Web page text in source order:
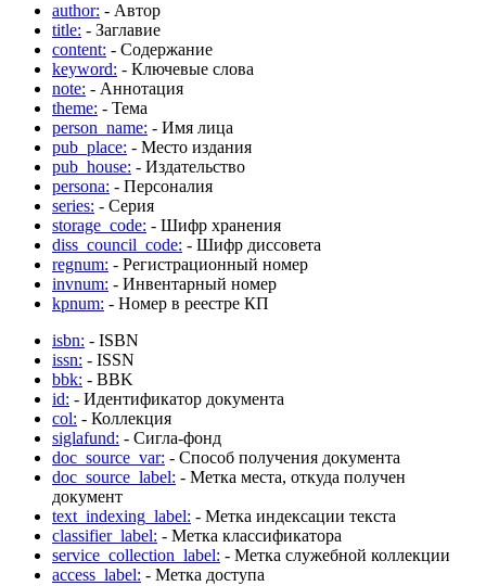
author: - Автор
title: - Заглавие
content: - Содержание
keyword: - Ключевые слова
note: - Аннотация
theme: - Тема
person_name: - Имя лица
pub_place: - Место издания
pub_house: - Издательство
persona: - Персоналия
series: - Серия
storage_code: - Шифр хранения
diss_council_code: - Шифр диссовета
regnum: - Регистрационный номер
invnum: - Инвентарный номер
kpnum: - Номер в реестре КП
isbn: - ISBN
issn: - ISSN
bbk: - BBK
id: - Идентификатор документа
col: - Коллекция
siglafund: - Сигла-фонд
doc_source_var: - Способ получения документа
doc_source_label: - Метка места, откуда получен
документ
text_indexing_label: - Метка индексации текста
classifier_label: - Метка классификатора
service_collection_label: - Метка служебной коллекции
access_label: - Метка доступа